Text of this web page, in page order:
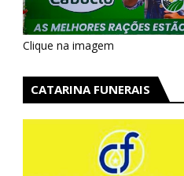
Clique na imagem
CATARINA FUNERAIS